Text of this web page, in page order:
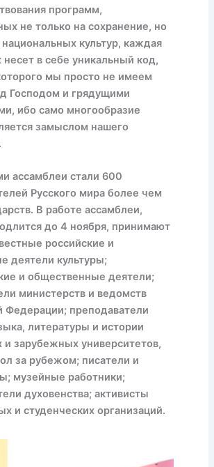
программ,
не только на сохранение, но
национальных культур, каждая
несет в себе уникальный код,
мы просто не имеем
Господом и грядущими
ибо само многообразие
замыслом нашего
ассамблеи стали 600
Русского мира более чем
В работе ассамблеи,
до 4 ноября, принимают
российские и
деятели культуры;
и общественные деятели;
министерств и ведомств
Федерации; преподаватели
литературы и истории
и зарубежных университетов,
за рубежом; писатели и
музейные работники;
духовенства; активисты
и студенческих организаций.